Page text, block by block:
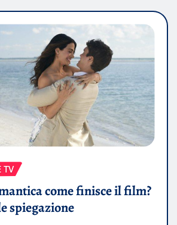
TV
come finisce il film?
spiegazione